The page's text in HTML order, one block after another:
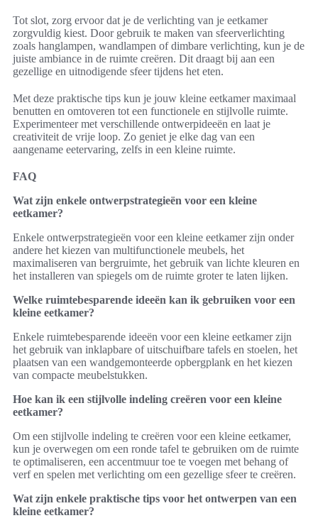
Tot slot, zorg ervoor dat je de verlichting van je eetkamer
zorgvuldig kiest. Door gebruik te maken van sfeerverlichting
zoals hanglampen, wandlampen of dimbare verlichting, kun je de
juiste ambiance in de ruimte creëren. Dit draagt bij aan een
gezellige en uitnodigende sfeer tijdens het eten.
Met deze praktische tips kun je jouw kleine eetkamer maximaal
benutten en omtoveren tot een functionele en stijlvolle ruimte.
Experimenteer met verschillende ontwerpideeën en laat je
creativiteit de vrije loop. Zo geniet je elke dag van een
aangename eetervaring, zelfs in een kleine ruimte.
FAQ
Wat zijn enkele ontwerpstrategieën voor een kleine
eetkamer?
Enkele ontwerpstrategieën voor een kleine eetkamer zijn onder
andere het kiezen van multifunctionele meubels, het
maximaliseren van bergruimte, het gebruik van lichte kleuren en
het installeren van spiegels om de ruimte groter te laten lijken.
Welke ruimtebesparende ideeën kan ik gebruiken voor een
kleine eetkamer?
Enkele ruimtebesparende ideeën voor een kleine eetkamer zijn
het gebruik van inklapbare of uitschuifbare tafels en stoelen, het
plaatsen van een wandgemonteerde opbergplank en het kiezen
van compacte meubelstukken.
Hoe kan ik een stijlvolle indeling creëren voor een kleine
eetkamer?
Om een stijlvolle indeling te creëren voor een kleine eetkamer,
kun je overwegen om een ronde tafel te gebruiken om de ruimte
te optimaliseren, een accentmuur toe te voegen met behang of
verf en spelen met verlichting om een gezellige sfeer te creëren.
Wat zijn enkele praktische tips voor het ontwerpen van een
kleine eetkamer?